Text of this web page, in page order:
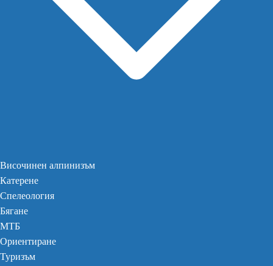
Височинен алпинизъм
Катерене
Спелеология
Бягане
МТБ
Ориентиране
Туризъм